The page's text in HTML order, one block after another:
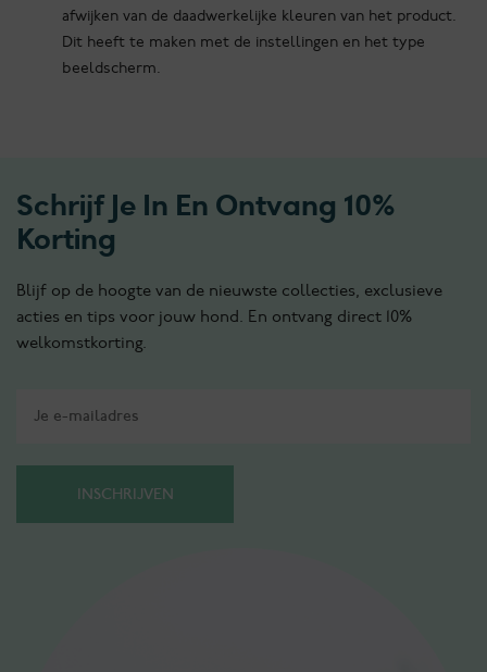
afwijken van de daadwerkelijke kleuren van het product.
Dit heeft te maken met de instellingen en het type
beeldscherm.
Schrijf Je In En Ontvang 10%
Korting
Blijf op de hoogte van de nieuwste collecties, exclusieve
acties en tips voor jouw hond. En ontvang direct 10%
welkomstkorting.